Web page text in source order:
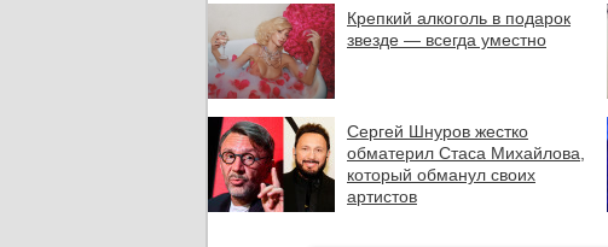
Крепкий алкоголь в подарок
звезде — всегда уместно
Сергей Шнуров жестко
обматерил Стаса Михайлова,
который обманул своих
артистов